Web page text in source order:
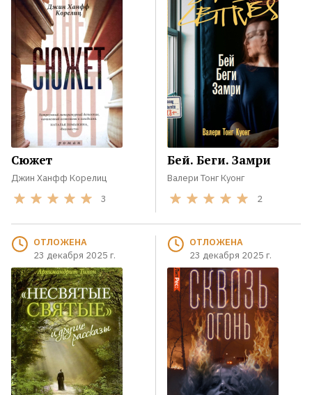
Сюжет
Джин Ханфф Корелиц
3
Бей. Беги. Замри
Валери Тонг Куонг
2
ОТЛОЖЕНА
23 декабря 2025 г.
ОТЛОЖЕНА
23 декабря 2025 г.